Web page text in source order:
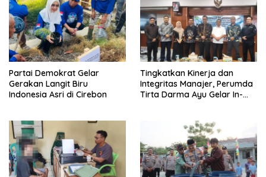
Partai Demokrat Gelar
Gerakan Langit Biru
Indonesia Asri di Cirebon
‎Tingkatkan Kinerja dan
Integritas Manajer, Perumda
Tirta Darma Ayu Gelar In-